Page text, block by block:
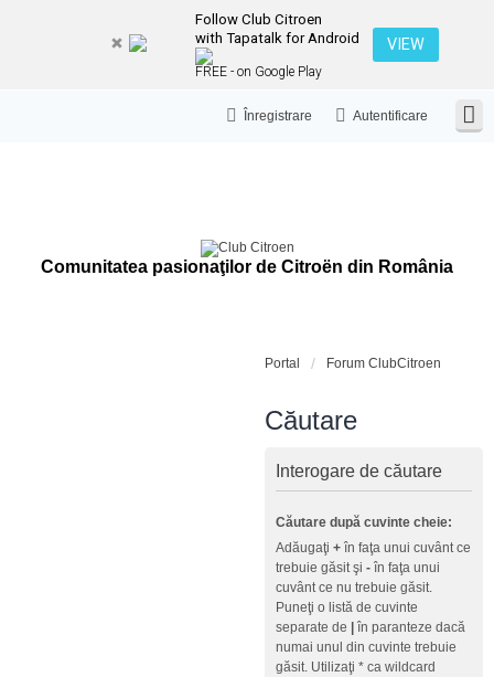
Follow Club Citroen
with Tapatalk for Android
FREE - on Google Play
VIEW
Autentificare
Înregistrare
Comunitatea pasionaţilor de Citroën din România
Portal Forum ClubCitroen
Căutare
Interogare de căutare
Căutare după cuvinte cheie:
Adăugaţi + în faţa unui cuvânt ce
trebuie găsit şi - în faţa unui
cuvânt ce nu trebuie găsit.
Puneţi o listă de cuvinte
separate de
în paranteze dacă
numai unul din cuvinte trebuie
găsit. Utilizaţi * ca wildcard